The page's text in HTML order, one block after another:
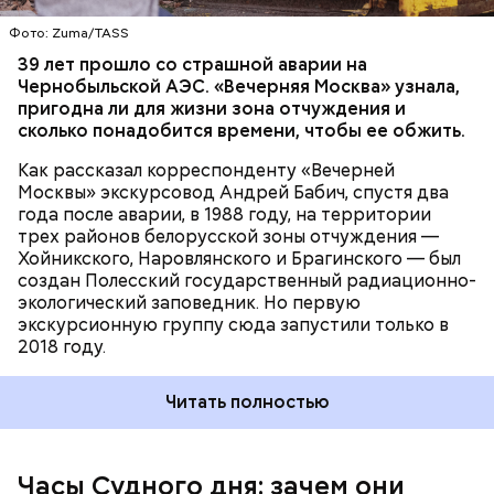
Фото: Zuma/TASS
39 лет прошло со страшной аварии на
Чернобыльской АЭС. «Вечерняя Москва» узнала,
пригодна ли для жизни зона отчуждения и
сколько понадобится времени, чтобы ее обжить.
Как рассказал корреспонденту «Вечерней
Москвы» экскурсовод Андрей Бабич, спустя два
года после аварии, в 1988 году, на территории
трех районов белорусской зоны отчуждения —
Хойникского, Наровлянского и Брагинского — был
создан Полесский государственный радиационно-
экологический заповедник. Но первую
экскурсионную группу сюда запустили только в
2018 году.
Читать полностью
Часы Судного дня: зачем они
— Поскольку мы стоим на пороге второго
Каждый год — в зависимости от того, какие
события происходят в мире, — ученые,
нобелевские лауреаты и специалисты по ядерной
безопасности из экспертного совета «Бюллетеня
ученых-атомщиков» принимают решение о
перевода на полминуты вперед послужили как
ухудшающиеся отношения между ядерными
выбросов углекислого газа, так и усиление
Часы Судного дня — прибыльный
проект